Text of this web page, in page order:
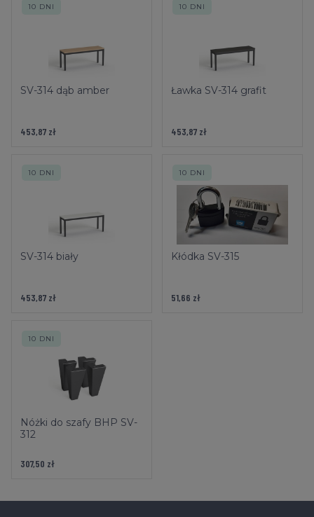
SV-314 dąb amber
453,87 zł
10 DNI
Ławka SV-314 grafit
453,87 zł
10 DNI
SV-314 biały
453,87 zł
10 DNI
Kłódka SV-315
51,66 zł
10 DNI
Nóżki do szafy BHP SV-
312
307,50 zł
10 DNI